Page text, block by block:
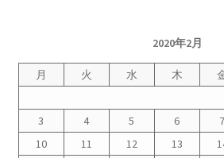
2023.1.19 東電旧経営陣、二審
めた「長期評価」を否定
原子力規制委員会「原発60年超
2020年2月
月 火 水 木
3
4 5 6 7
10
11 12 13